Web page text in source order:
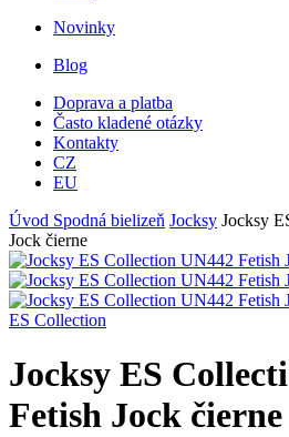
Novinky
Blog
Doprava a platba
Často kladené otázky
Kontakty
CZ
EU
Úvod Spodná bielizeň Jocksy Jocksy
Jock čierne
ES Collection
Jocksy ES
Fetish Jock čierne